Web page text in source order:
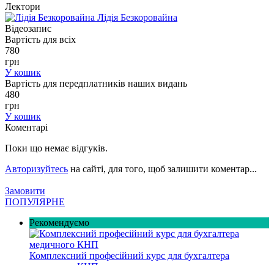
Лектори
Лідія Безкоровайна
Відеозапис
Вартість для всіх
780
грн
У кошик
Вартість для передплатників наших видань
480
грн
У кошик
Коментарі
Поки що немає відгуків.
Авторизуйтесь на сайті, для того, щоб залишити коментар...
Замовити
ПОПУЛЯРНЕ
Рекомендуємо
Комплексний професійний курс для бухгалтера